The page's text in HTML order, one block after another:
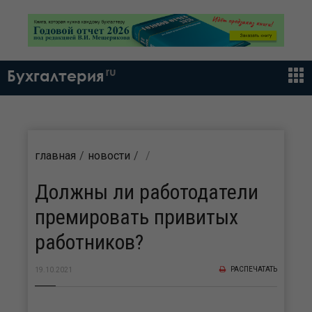
Бухгалтерия ru
главная новости
Должны ли работодатели
премировать привитых
работников?
19.10.2021 РАСПЕЧАТАТЬ